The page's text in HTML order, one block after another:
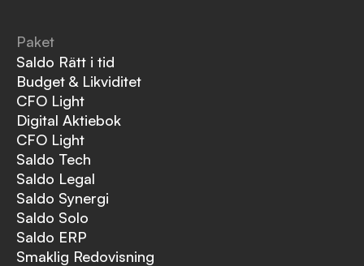
Paket
Saldo Rätt i tid
Budget & Likviditet
CFO Light
Digital Aktiebok
CFO Light
Saldo Tech
Saldo Legal
Saldo Synergi
Saldo Solo
Saldo ERP
Smaklig Redovisning